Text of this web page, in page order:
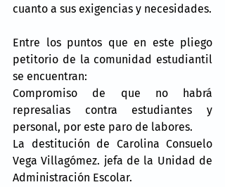
cuanto a sus exigencias y necesidades.
Entre los puntos que en este pliego
petitorio de la comunidad estudiantil
se encuentran:
Compromiso de que no habrá
represalias contra estudiantes y
personal, por este paro de labores.
La destitución de Carolina Consuelo
Vega Villagómez. jefa de la Unidad de
Administración Escolar.